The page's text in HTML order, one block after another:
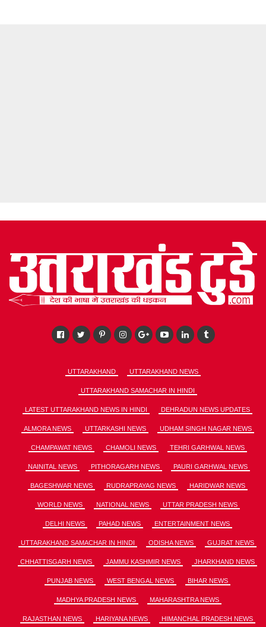
UTTARAKHAND UTTARAKHAND NEWS
UTTARAKHAND SAMACHAR IN HINDI
LATEST UTTARAKHAND NEWS IN HINDI DEHRADUN NEWS UPDATES
ALMORA NEWS UTTARKASHI NEWS UDHAM SINGH NAGAR NEWS
CHAMPAWAT NEWS CHAMOLI NEWS TEHRI GARHWAL NEWS
NAINITAL NEWS PITHORAGARH NEWS PAURI GARHWAL NEWS
BAGESHWAR NEWS RUDRAPRAYAG NEWS HARIDWAR NEWS
WORLD NEWS NATIONAL NEWS UTTAR PRADESH NEWS
DELHI NEWS PAHAD NEWS ENTERTAINMENT NEWS
UTTARAKHAND SAMACHAR IN HINDI ODISHA NEWS GUJRAT NEWS
CHHATTISGARH NEWS JAMMU KASHMIR NEWS JHARKHAND NEWS
PUNJAB NEWS WEST BENGAL NEWS BIHAR NEWS
MADHYA PRADESH NEWS MAHARASHTRA NEWS
RAJASTHAN NEWS HARIYANA NEWS HIMANCHAL PRADESH NEWS